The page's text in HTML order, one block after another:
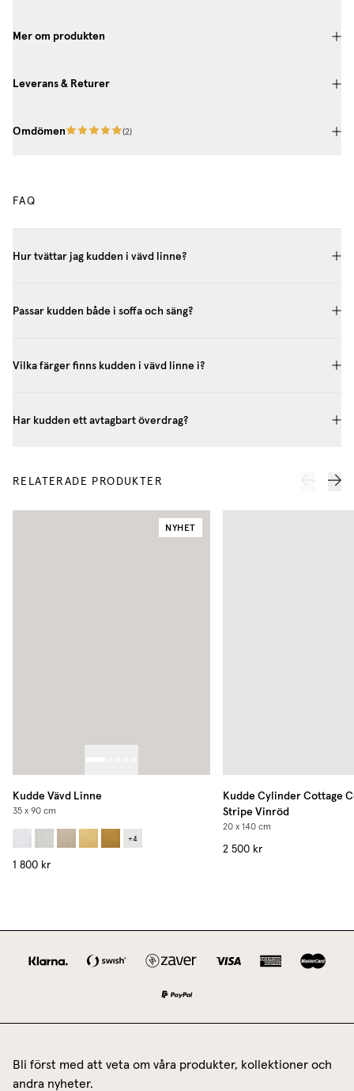
Mer om produkten
Leverans & Returer
Omdömen (2)
FAQ
Hur tvättar jag kudden i vävd linne?
Passar kudden både i soffa och säng?
Vilka färger finns kudden i vävd linne i?
Har kudden ett avtagbart överdrag?
RELATERADE PRODUKTER
NYHET
Kudde Vävd Linne
35 x 90 cm
+4
1 800 kr
Kudde Cylinder Cottage
Stripe Vinröd
20 x 140 cm
2 500 kr
Bli först med att veta om våra produkter, kollektioner och
andra nyheter.